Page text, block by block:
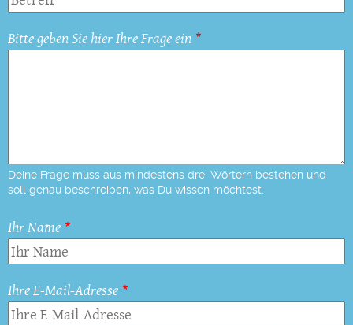
Bitte geben Sie hier Ihre Frage ein
Deine Frage muss aus mindestens drei Wörtern bestehen und
soll genau beschreiben, was Du wissen möchtest.
Ihr Name
Ihre E-Mail-Adresse